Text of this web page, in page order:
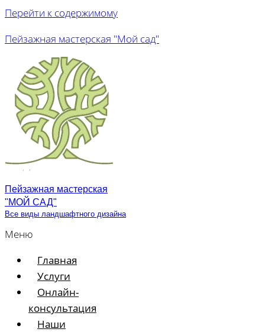
Перейти к содержимому
Пейзажная мастерская "Мой сад"
Пейзажная мастерская
"МОЙ САД"
Все виды ландшафтного дизайна
Меню
Главная
Услуги
Онлайн-
консультация
Наши